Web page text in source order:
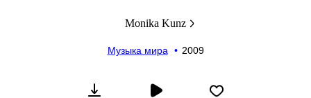
Monika Kunz
Музыка мира 2009